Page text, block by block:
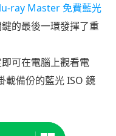
ray Master 免費藍光
的最後一環發揮了重
可在電腦上觀看電
載備份的藍光 ISO 鏡